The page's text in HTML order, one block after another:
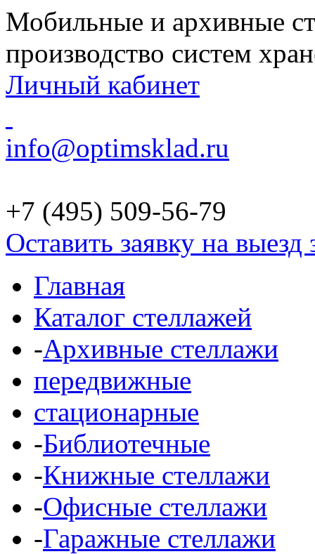
Мобильные и архивные
производство систем
Личный кабинет
info@optimsklad.ru
+7 (495) 509-56-79
Оставить заявку на
Главная
Каталог стеллажей
-Архивные стеллажи
передвижные
стационарные
-Библиотечные
-Книжные стеллажи
-Офисные стеллажи
-Гаражные стеллажи